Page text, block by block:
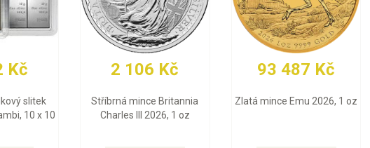
487 Kč
Emu 2026, 1 oz
92 708 Kč
Zlatá mince Britannia
Charles III 2026, 1 oz
30 250 Kč
Zlatý slitek Valcambi 10